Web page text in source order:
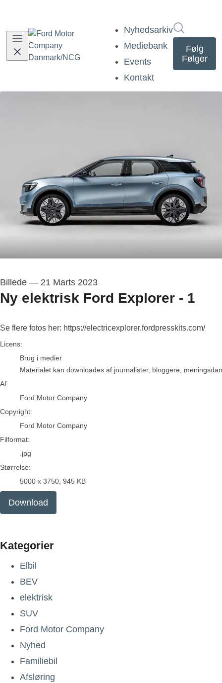
Nyhedsarkiv
Mediebank
Events
Kontakt
Følg
Følger
Billede — 21 Marts 2023
Ny elektrisk Ford Explorer - 1
Se flere fotos her: https://electricexplorer.fordpresskits.com/
Ford Motor Company
Licens:
Brug i medier
Materialet kan downloades af journalister, bloggere,
Af:
Ford Motor Company
Copyright:
Ford Motor Company
Filformat:
.jpg
Størrelse:
5000 x 3750, 945 KB
Download
Kategorier
Elbil
BEV
elektrisk
SUV
Ford Motor Company
Nyhed
Familiebil
Afsløring